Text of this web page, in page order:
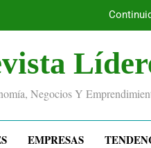
Negocios Y
EMPRESAS